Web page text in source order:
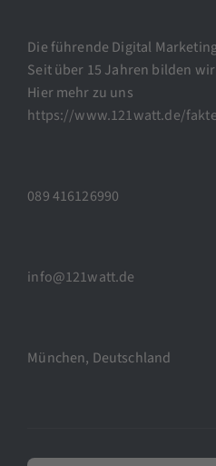
Die führende Digital
Seit über 15 Jahren bilden
Hier mehr zu uns
https://www.121watt.de/
089 416126990
info@121watt.de
München, Deutschland